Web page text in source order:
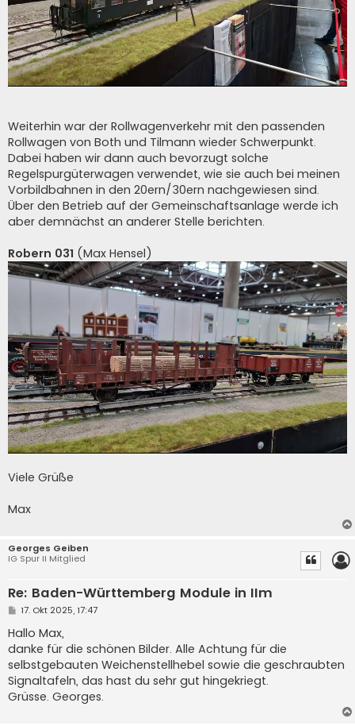
Weiterhin war der Rollwagenverkehr mit den passenden
Rollwagen von Both und Tilmann wieder Schwerpunkt.
Dabei haben wir dann auch bevorzugt solche
Regelspurgüterwagen verwendet, wie sie auch bei meinen
Vorbildbahnen in den 20ern/30ern nachgewiesen sind.
Über den Betrieb auf der Gemeinschaftsanlage werde ich
aber demnächst an anderer Stelle berichten.
Robern 031 (Max Hensel)
Viele Grüße
Max
Georges Geiben
IG Spur II Mitglied
Re: Baden-Württemberg Module in IIm
B
i
t
r
a
g
17. Okt 2025, 17:47
Hallo Max,
danke für die schönen Bilder. Alle Achtung für die
selbstgebauten Weichenstellhebel sowie die geschraubten
Signaltafeln, das hast du sehr gut hingekriegt.
Grüsse. Georges.